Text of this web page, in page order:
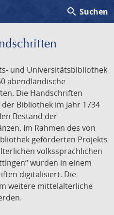
search Suchen
und Universitätsbibliothek
abendländische
Die Handschriften
Bibliothek im Jahr 1734
Bestand der
Im Rahmen des von
geförderten Projekts
volkssprachlichen
wurden in einem
digitalisiert. Die
weitere mittelalterliche